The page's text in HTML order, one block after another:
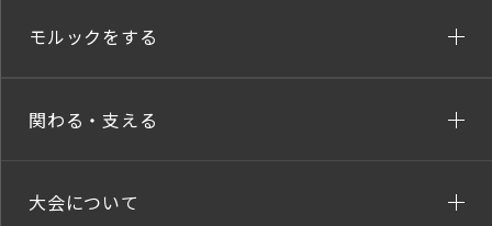
モルックをする
関わる・支える
大会について